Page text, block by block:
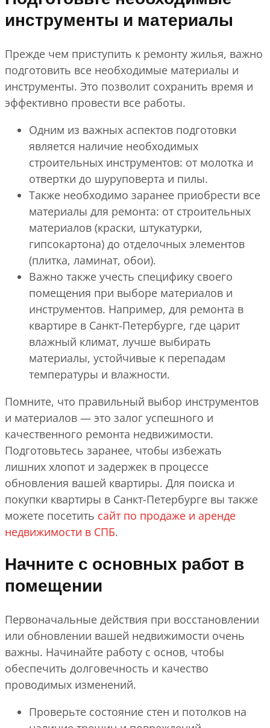
инструменты и материалы
Прежде чем приступить к ремонту жилья, важно
подготовить все необходимые материалы и
инструменты. Это позволит сохранить время и
эффективно провести все работы.
Одним из важных аспектов подготовки
является наличие необходимых
строительных инструментов: от молотка и
отвертки до шуруповерта и пилы.
Также необходимо заранее приобрести все
материалы для ремонта: от строительных
материалов (краски, штукатурки,
гипсокартона) до отделочных элементов
(плитка, ламинат, обои).
Важно также учесть специфику своего
помещения при выборе материалов и
инструментов. Например, для ремонта в
квартире в Санкт-Петербурге, где царит
влажный климат, лучше выбирать
материалы, устойчивые к перепадам
температуры и влажности.
Помните, что правильный выбор инструментов
и материалов — это залог успешного и
качественного ремонта недвижимости.
Подготовьтесь заранее, чтобы избежать
лишних хлопот и задержек в процессе
обновления вашей квартиры. Для поиска и
покупки квартиры в Санкт-Петербурге вы также
можете посетить сайт по продаже и аренде
недвижимости в СПБ.
Начните с основных работ в
помещении
Первоначальные действия при восстановлении
или обновлении вашей недвижимости очень
важны. Начинайте работу с основ, чтобы
обеспечить долговечность и качество
проводимых изменений.
Проверьте состояние стен и потолков на